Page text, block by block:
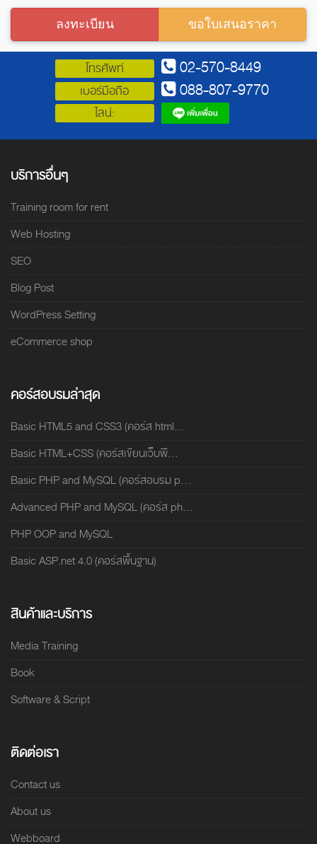
ลงทะเบียน ขอใบเสนอราคา
โทรศัพท์ 02-570-8449
เบอร์มือถือ 088-807-9770
ไลน์:
บริการอื่นๆ
Training room for rent
Web Hosting
SEO
Blog Post
WordPress Setting
eCommerce shop
คอร์สอบรมล่าสุด
Basic HTML5 and CSS3 (คอร์ส html...
Basic HTML+CSS (คอร์สเขียนเว็บพื...
Basic PHP and MySQL (คอร์สอบรม p...
Advanced PHP and MySQL (คอร์ส ph...
PHP OOP and MySQL
Basic ASP.net 4.0 (คอร์สพื้นฐาน)
สินค้าและบริการ
Media Training
Book
Software & Script
ติดต่อเรา
Contact us
About us
Webboard